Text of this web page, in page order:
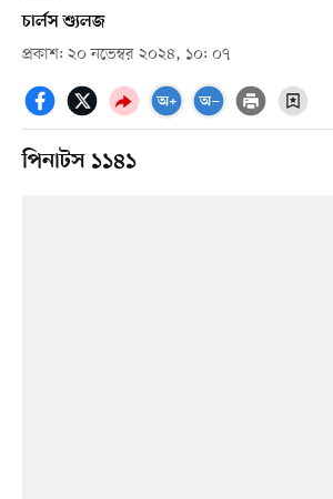
চার্লস শ্যুলজ
প্রকাশ: ২০ নভেম্বর ২০২৪, ১০: ০৭
পিনাটস ১১৪১